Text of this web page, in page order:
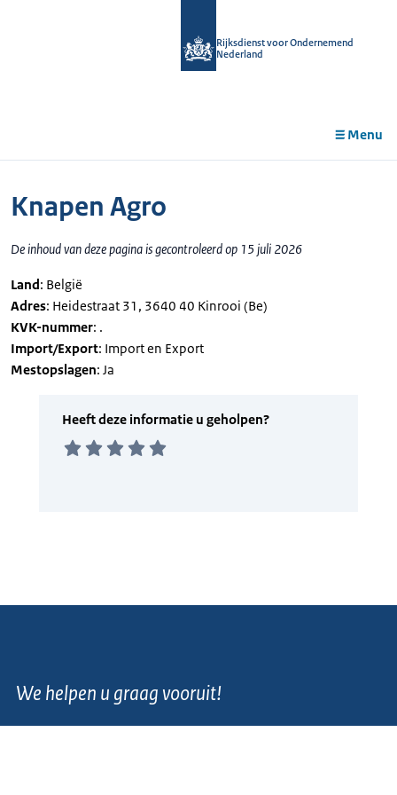
Rijksdienst voor Ondernemend
Nederland
Menu
Knapen Agro
De inhoud van deze pagina is gecontroleerd op 15 juli 2026
Land: België
Adres: Heidestraat 31, 3640 40 Kinrooi (Be)
KVK-nummer: .
Import/Export: Import en Export
Mestopslagen: Ja
We helpen u graag vooruit!